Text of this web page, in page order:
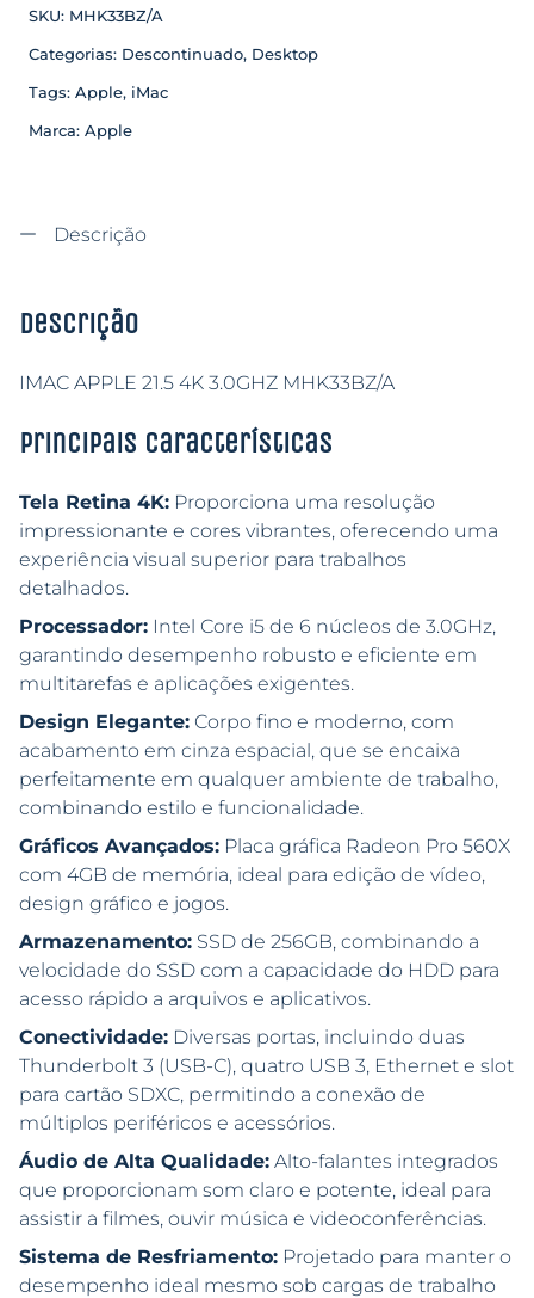
SKU: MHK33BZ/A
Categorias: Descontinuado, Desktop
Tags: Apple, iMac
Marca: Apple
Descrição
Descrição
IMAC APPLE 21.5 4K 3.0GHZ MHK33BZ/A
Principais características
Tela Retina 4K: Proporciona uma resolução
impressionante e cores vibrantes, oferecendo uma
experiência visual superior para trabalhos
detalhados.
Processador: Intel Core i5 de 6 núcleos de 3.0GHz,
garantindo desempenho robusto e eficiente em
multitarefas e aplicações exigentes.
Design Elegante: Corpo fino e moderno, com
acabamento em cinza espacial, que se encaixa
perfeitamente em qualquer ambiente de trabalho,
combinando estilo e funcionalidade.
Gráficos Avançados: Placa gráfica Radeon Pro 560X
com 4GB de memória, ideal para edição de vídeo,
design gráfico e jogos.
Armazenamento: SSD de 256GB, combinando a
velocidade do SSD com a capacidade do HDD para
acesso rápido a arquivos e aplicativos.
Conectividade: Diversas portas, incluindo duas
Thunderbolt 3 (USB-C), quatro USB 3, Ethernet e slot
para cartão SDXC, permitindo a conexão de
múltiplos periféricos e acessórios.
Áudio de Alta Qualidade: Alto-falantes integrados
que proporcionam som claro e potente, ideal para
assistir a filmes, ouvir música e videoconferências.
Sistema de Resfriamento: Projetado para manter o
desempenho ideal mesmo sob cargas de trabalho